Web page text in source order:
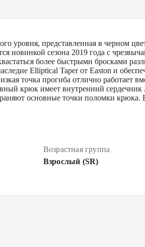
уровня, представленная в черном
новинкой сезона 2019 года с
более быстрыми бросками
Elliptical Taper от Easton и
точка прогиба отлично работает
крюк имеет внутренний
основные точки поломки крюка.
Возрастная группа
Взрослый (SR)